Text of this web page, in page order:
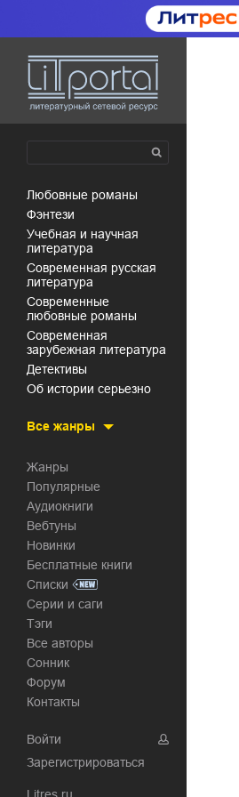
любовные романы
фэнтези
учебная и научная
литература
современная русская
литература
современные
любовные романы
современная
зарубежная литература
детективы
об истории серьезно
Все жанры
Жанры
Популярные
Аудиокниги
Вебтуны
Новинки
Бесплатные книги
Списки
Серии и саги
Тэги
Все авторы
Сонник
Форум
Контакты
Войти
Зарегистрироваться